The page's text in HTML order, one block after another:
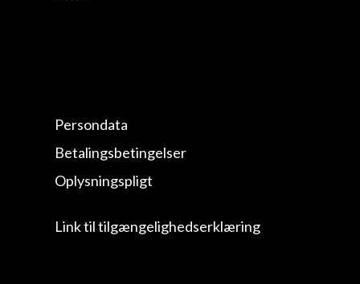
Persondata
Betalingsbetingelser
Oplysningspligt
Link til tilgængelighedserklæring